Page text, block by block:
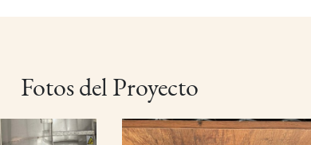
Fotos del Proyecto